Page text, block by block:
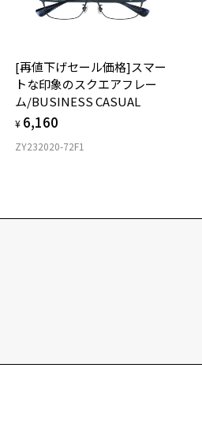
[再値下げセール価格]スマー
トな印象のスクエアフレー
ム/BUSINESS CASUAL
¥ 6,160
ZY232020-72F1